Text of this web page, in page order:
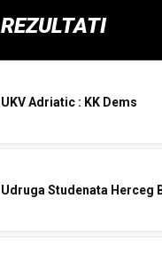
REZULTATI
UKV Adriatic : KK Dems
Udruga Studenata Herceg